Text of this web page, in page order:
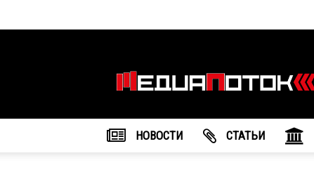
агентство
"МедиаПоток"
НОВОСТИ CТАТЬИ